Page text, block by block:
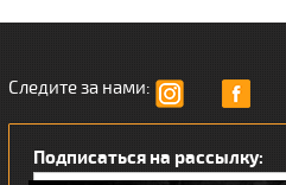
Следите за нами:
Подписаться на рассылку: